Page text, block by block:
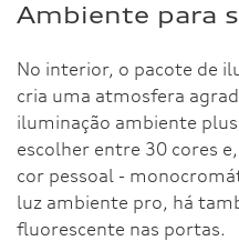
Ambiente para
No interior, o pacote de
cria uma atmosfera
iluminação ambiente
escolher entre 30 cores
cor pessoal -
luz ambiente pro, há
fluorescente nas portas.